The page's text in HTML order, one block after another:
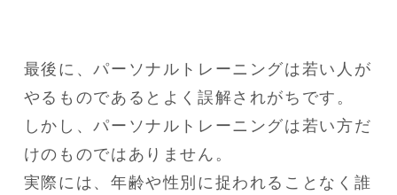
最後に、パーソナルトレーニングは若い人が
やるものであるとよく誤解されがちです。
しかし、パーソナルトレーニングは若い方だ
けのものではありません。
実際には、年齢や性別に捉われることなく誰